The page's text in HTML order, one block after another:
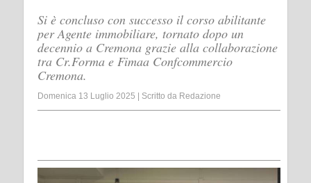
Si è concluso con successo il corso abilitante
per Agente immobiliare, tornato dopo un
decennio a Cremona grazie alla collaborazione
tra Cr.Forma e Fimaa Confcommercio
Cremona.
Domenica 13 Luglio 2025 Scritto da Redazione